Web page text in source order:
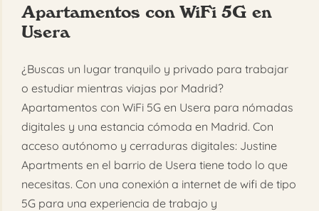
Apartamentos con WiFi 5G en
Usera
¿Buscas un lugar tranquilo y privado para trabajar
o estudiar mientras viajas por Madrid?
Apartamentos con WiFi 5G en Usera para nómadas
digitales y una estancia cómoda en Madrid. Con
acceso autónomo y cerraduras digitales: Justine
Apartments en el barrio de Usera tiene todo lo que
necesitas. Con una conexión a internet de wifi de tipo
5G para una experiencia de trabajo y